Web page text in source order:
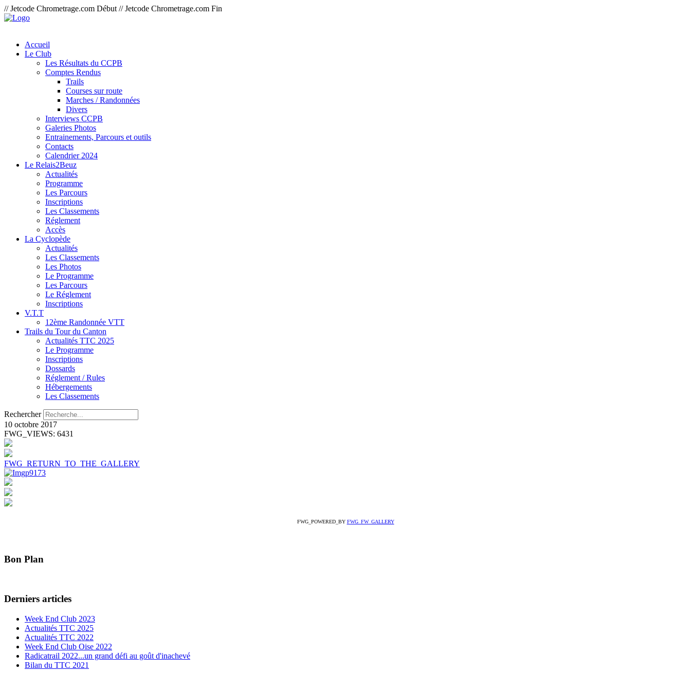
// Jetcode Chrometrage.com Début // Jetcode Chrometrage.com Fin
Accueil
Le Club
Les Résultats du CCPB
Comptes Rendus
Trails
Courses sur route
Marches / Randonnées
Divers
Interviews CCPB
Galeries Photos
Entrainements, Parcours et outils
Contacts
Calendrier 2024
Le Relais2Beuz
Actualités
Programme
Les Parcours
Inscriptions
Les Classements
Réglement
Accès
La Cyclopède
Actualités
Les Classements
Les Photos
Le Programme
Les Parcours
Le Réglement
Inscriptions
V.T.T
12ème Randonnée VTT
Trails du Tour du Canton
Actualités TTC 2025
Le Programme
Inscriptions
Dossards
Réglement / Rules
Hébergements
Les Classements
Rechercher
10 octobre 2017
FWG_VIEWS: 6431
FWG_RETURN_TO_THE_GALLERY
FWG_POWERED_BY FWG_FW_GALLERY
Bon Plan
Derniers articles
Week End Club 2023
Actualités TTC 2025
Actualités TTC 2022
Week End Club Oise 2022
Radicatrail 2022...un grand défi au goût d'inachevé
Bilan du TTC 2021